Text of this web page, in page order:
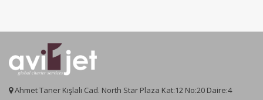
Ahmet Taner Kışlalı Cad. North Star Plaza Kat:12 No:20 Daire:4